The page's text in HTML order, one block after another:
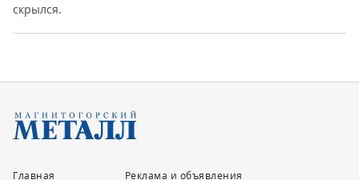
скрылся.
Главная
Реклама и объявления